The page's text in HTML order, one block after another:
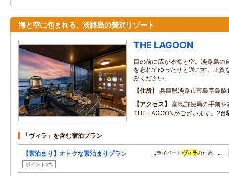
海と空に包まれる、淡路島の贅沢リゾート
THE LAGOON
目の前に広がる海と空。淡路島の
を忘れてゆったりと過ごす、上質
みください。
住所
兵庫県淡路市富島字島
アクセス
富島郵便局の手前
THE LAGOONがございます。2台
「ヴィラ」を含む宿泊プラン
【素泊まり】オトクな素泊まりプラン
ポイント2%
…ライベート ヴィラのため、…